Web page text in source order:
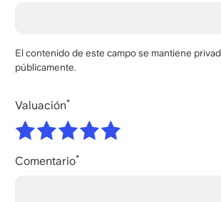
El contenido de este campo se mantiene
públicamente.
Valuación
Comentario